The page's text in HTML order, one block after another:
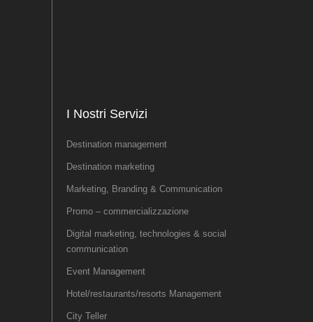
I Nostri Servizi
Destination management
Destination marketing
Marketing, Branding & Communication
Promo – commercializzazione
Digital marketing, technologies & social
communication
Event Management
Hotel/restaurants/resorts Management
City Teller